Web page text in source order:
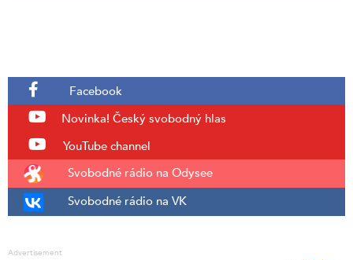
Facebook
Novinka! Český svobodný hlas
YouTube channel
Svobodné rádio na Odysee
Svobodné rádio na VK
Advertisement